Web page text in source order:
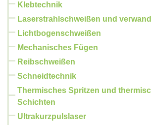
Klebtechnik
Laserstrahlschweißen und
Lichtbogenschweißen
Mechanisches Fügen
Reibschweißen
Schneidtechnik
Thermisches Spritzen und
Schichten
Ultrakurzpulslaser